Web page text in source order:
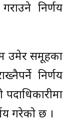
गराउने निर्णय
उमेर समूहका
निर्णय
गरेको छ ।